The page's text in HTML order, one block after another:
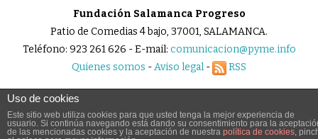
Fundación Salamanca Progreso
Patio de Comedias 4 bajo, 37001, SALAMANCA.
Teléfono: 923 261 626 - E-mail: comunicacion@pyme.info
Quienes somos -Aviso legal - RSS
© 2026 PYME.INFO. TODOS LOS DERECHOS RESERVADOS.
Uso de cookies
Este sitio web utiliza cookies para que usted tenga la mejor experiencia de
usuario. Si continúa navegando está dando su consentimiento para la
de las mencionadas cookies y la aceptación de nuestra política de cookies,